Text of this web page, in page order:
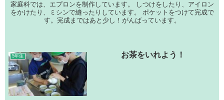
家庭科では、エプロンを制作しています。 しつけをしたり、アイロン
をかけたり、ミシンで縫ったりしています。 ポケットをつけて完成で
す。完成まではあと少し！がんばっています。
5年生 お茶をいれよう！